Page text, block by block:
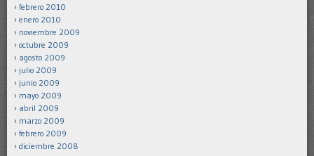
febrero 2010
enero 2010
noviembre 2009
octubre 2009
agosto 2009
julio 2009
junio 2009
mayo 2009
abril 2009
marzo 2009
febrero 2009
diciembre 2008